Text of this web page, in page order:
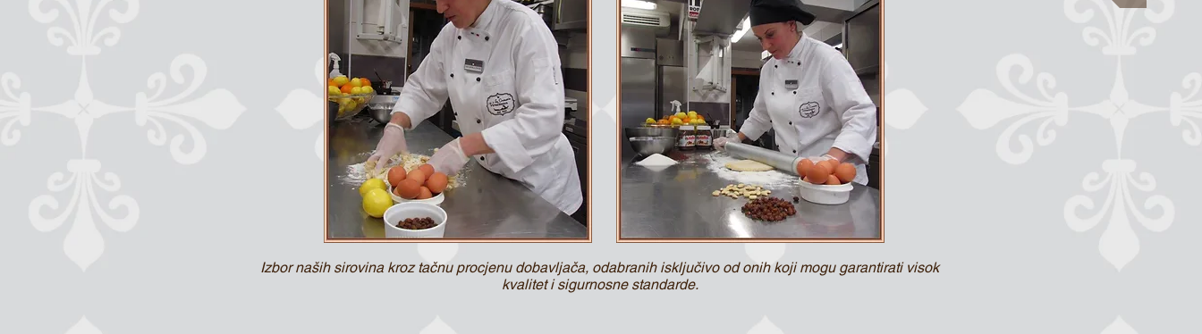
Izbor naših sirovina kroz tačnu procjenu dobavljača, odabranih isključivo od onih koji mogu garantirati visok
kvalitet i sigurnosne standarde.